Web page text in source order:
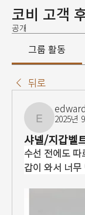
코비 고객
공개
그룹 활동
뒤로
2025년
샤넬/지갑벨
수선 전에도
갑이 와서 너